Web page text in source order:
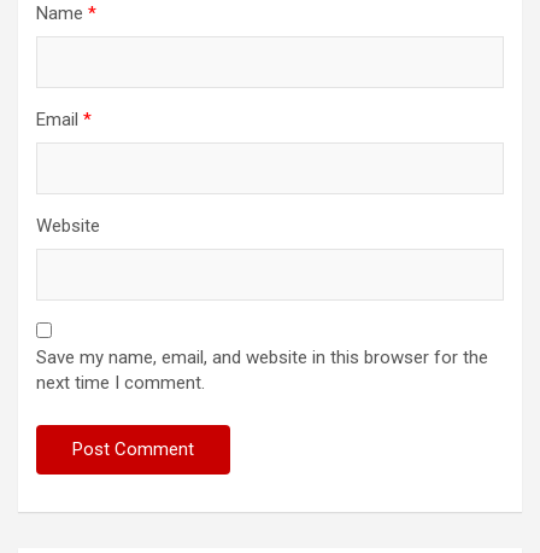
Name *
Email *
Website
Save my name, email, and website in this browser for the
next time I comment.